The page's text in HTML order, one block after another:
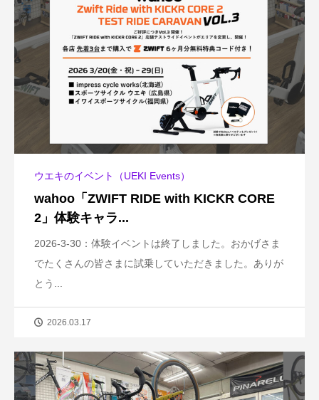
ウエキのイベント（UEKI Events）
wahoo「ZWIFT RIDE with KICKR CORE
2」体験キャラ...
2026-3-30：体験イベントは終了しました。おかげさま
でたくさんの皆さまに試乗していただきました。ありが
とう...
2026.03.17